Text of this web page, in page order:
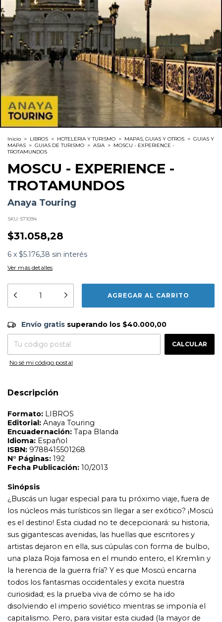
Inicio > LIBROS > HOTELERIA Y TURISMO > MAPAS, GUIAS Y OTROS > GUIAS Y
MAPAS > GUIAS DE TURISMO > ASIA > MOSCU - EXPERIENCE -
TROTAMUNDOS
MOSCU - EXPERIENCE -
TROTAMUNDOS
Anaya Touring
SKU: 571094
$31.058,28
6 x $5.176,38 sin interés
Ver más detalles
Envío gratis $40.000,00
Entregas para el CP: CAMBIAR CP
Envío gratis superando los $40.000,00
CALCULAR
No sé mi código postal
Descripción
Formato:
LIBROS
Editorial:
Anaya Touring
Encuadernación:Tapa Blanda
ISBN:9788415501268
N°Páginas:192
Sinópsis
¿Buscás un lugar especial para tu próximo viaje, fuera de
sus gigantescas avenidas, las huellas que escritores y
una plaza Roja famosa en el mundo entero, el Kremlin y
la herencia de la guerra fría? Y es que Moscú encarna
todos los fantasmas occidentales y excita nuestra
curiosidad; es la prueba viva de cómo se ha ido
disolviendo el imperio soviético mientras se imponía el
capitalismo. Pero, para visitar esta ciudad (la mayor de
toda Europa y ¡la que más millonarios alberga de todo el
mundo!) no conviene improvisar. La guía Trotamundos
Experience te ayudará a resolver muchas cuestiones,
además de como pueden ser la forma de hacerte
entender: es cierto que en los lugares turísticos se habla
inglés, pero, por si acaso, te facilitamos un vocabulario
básico y las claves para descifrar el alfabeto cirílico, ¡por si
te animás con el ruso! A la hora de comunicarse, no te
dejes influir por la aparente frialdad de los moscovitas: es
cierto que el alma eslava no suele cultivar cortesías
inútiles, pero, en los espacios privados, todo cambia?.